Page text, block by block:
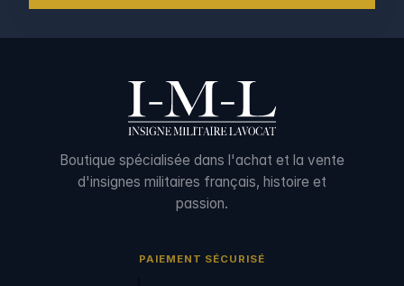
Boutique spécialisée dans l'achat et la vente
d'insignes militaires français, histoire et
passion.
PAIEMENT SÉCURISÉ